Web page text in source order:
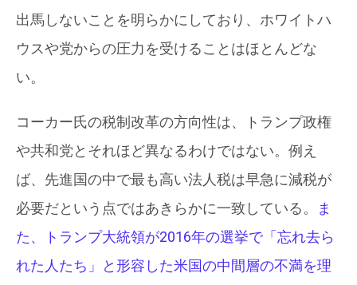
出馬しないことを明らかにしており、ホワイトハ
ウスや党からの圧力を受けることはほとんどな
い。
コーカー氏の税制改革の方向性は、トランプ政権
や共和党とそれほど異なるわけではない。例え
ば、先進国の中で最も高い法人税は早急に減税が
必要だという点ではあきらかに一致している。
ま
た、トランプ大統領が2016年の選挙で「忘れ去ら
れた人たち」と形容した米国の中間層の不満を理